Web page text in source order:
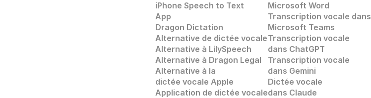
iPhone Speech to Text
App
Dragon Dictation
Alternative de dictée vocale
Alternative à LilySpeech
Alternative à Dragon Legal
Alternative à la
dictée vocale Apple
Application de dictée vocale
Microsoft Word
Transcription vocale dans
Microsoft Teams
Transcription vocale
dans ChatGPT
Transcription vocale
dans Gemini
Dictée vocale
dans Claude